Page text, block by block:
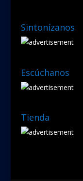
Sintonízanos
Escúchanos
Tienda